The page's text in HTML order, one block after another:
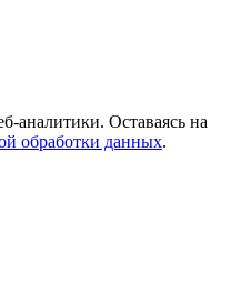
аналитики. Оставаясь на
обработки данных.